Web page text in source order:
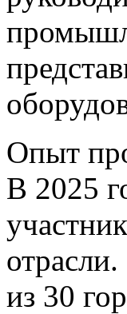
Опыт
В 2025
из 30